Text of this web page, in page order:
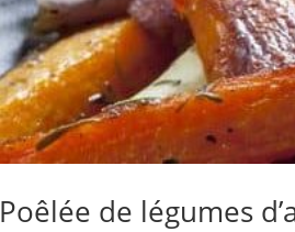
Poêlée de légumes